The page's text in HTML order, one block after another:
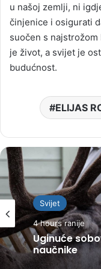
u našoj zemlji, ni
činjenice i osigurati
suočen s
je život, a svijet je
budućnost.
ELIJAS
Svijet
4 hours ranije
Uginuće
naučnike